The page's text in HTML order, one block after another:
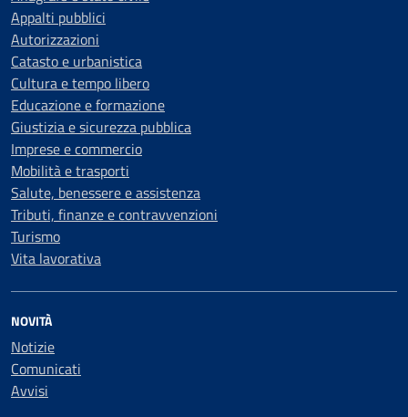
Appalti pubblici
Autorizzazioni
Catasto e urbanistica
Cultura e tempo libero
Educazione e formazione
Giustizia e sicurezza pubblica
Imprese e commercio
Mobilità e trasporti
Salute, benessere e assistenza
Tributi, finanze e contravvenzioni
Turismo
Vita lavorativa
NOVITÀ
Notizie
Comunicati
Avvisi